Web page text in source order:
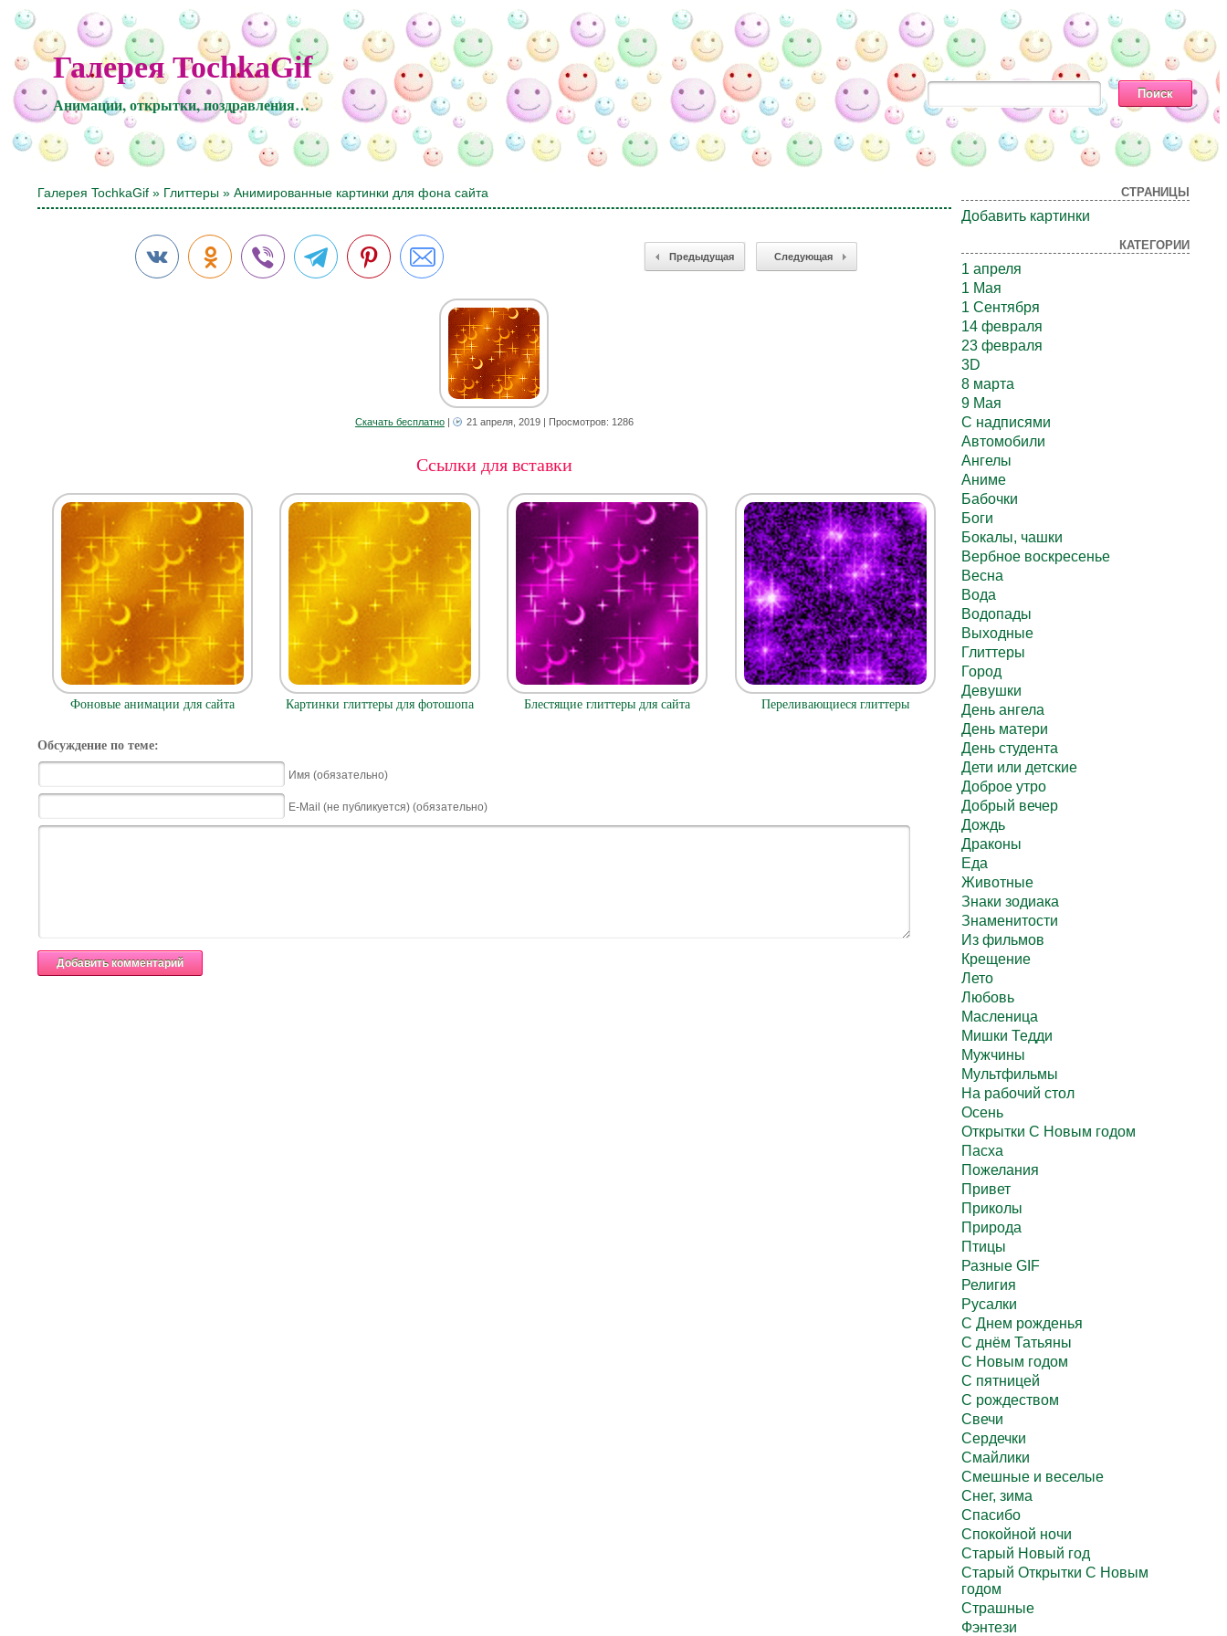
Галерея TochkaGif
Анимации, открытки, поздравления…
Галерея TochkaGif » Глиттеры » Анимированные картинки для фона сайта
Предыдущая Следующая
Скачать бесплатно| 21 апреля, 2019| Просмотров: 1286
Ссылки для вставки
Фоновые анимации для сайта Картинки глиттеры для фотошопа Блестящие глиттеры для сайта Переливающиеся глиттеры
Обсуждение по теме:
Имя (обязательно)
E-Mail (не публикуется) (обязательно)
СТРАНИЦЫ
Добавить картинки
КАТЕГОРИИ
1 апреля
1 Мая
1 Сентября
14 февраля
23 февраля
3D
8 марта
9 Мая
C надписями
Автомобили
Ангелы
Аниме
Бабочки
Боги
Бокалы, чашки
Вербное воскресенье
Весна
Вода
Водопады
Выходные
Глиттеры
Город
Девушки
День ангела
День матери
День студента
Дети или детские
Доброе утро
Добрый вечер
Дождь
Драконы
Еда
Животные
Знаки зодиака
Знаменитости
Из фильмов
Крещение
Лето
Любовь
Масленица
Мишки Тедди
Мужчины
Мультфильмы
На рабочий стол
Осень
Открытки С Новым годом
Пасха
Пожелания
Привет
Приколы
Природа
Птицы
Разные GIF
Религия
Русалки
С Днем рожденья
С днём Татьяны
С Новым годом
С пятницей
С рождеством
Свечи
Сердечки
Смайлики
Смешные и веселые
Снег, зима
Спасибо
Спокойной ночи
Старый Новый год
Старый Открытки С Новым
годом
Страшные
Фэнтези